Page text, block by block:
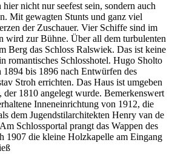
nicht nur seefest sein, sondern auch
Mit gewagten Stunts und ganz viel
der Zuschauer. Vier Schiffe sind im
wird zur Bühne. Über all dem turbulenten
Berg das Schloss Ralswiek. Das ist keine
romantisches Schlosshotel. Hugo Sholto
bis 1896 nach Entwürfen des
Stroh errichten. Das Haus ist umgeben
der 1810 angelegt wurde. Bemerkenswert
Inneneinrichtung von 1912, die
dem Jugendstilarchitekten Henry van de
Schlossportal prangt das Wappen des
1907 die kleine Holzkapelle am Eingang